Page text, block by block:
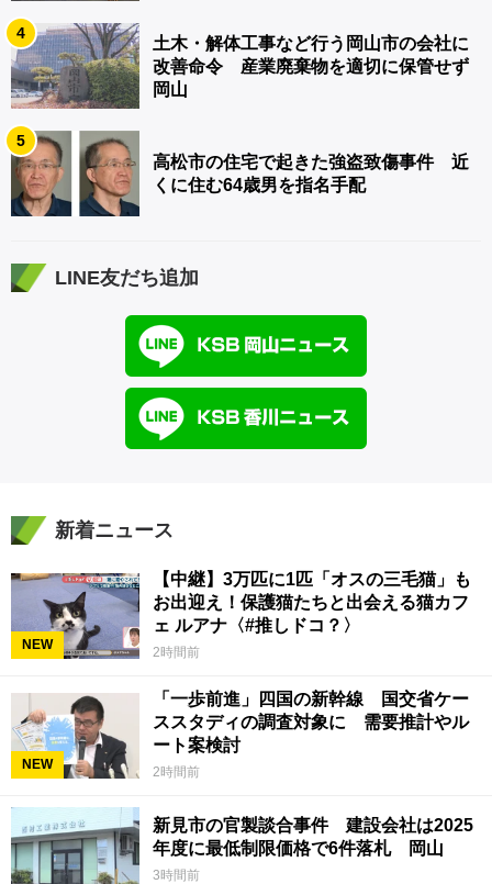
4
土木・解体工事など行う岡山市の会社に
改善命令 産業廃棄物を適切に保管せず
岡山
5
高松市の住宅で起きた強盗致傷事件 近
くに住む64歳男を指名手配
LINE友だち追加
新着ニュース
NEW
【中継】3万匹に1匹「オスの三毛猫」も
お出迎え！保護猫たちと出会える猫カフ
ェ ルアナ〈#推しドコ？〉
2時間前
NEW
「一歩前進」四国の新幹線 国交省ケー
ススタディの調査対象に 需要推計やル
ート案検討
2時間前
新見市の官製談合事件 建設会社は2025
年度に最低制限価格で6件落札 岡山
3時間前